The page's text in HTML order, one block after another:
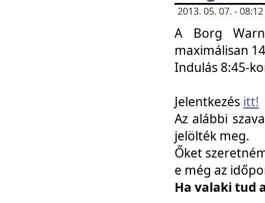
2013. 05. 07. -
A Borg
maximálisan
Indulás 8:45-
Jelentkezés itt!
Az alábbi
jelölték meg.
Őket
e még az
Ha valaki tud